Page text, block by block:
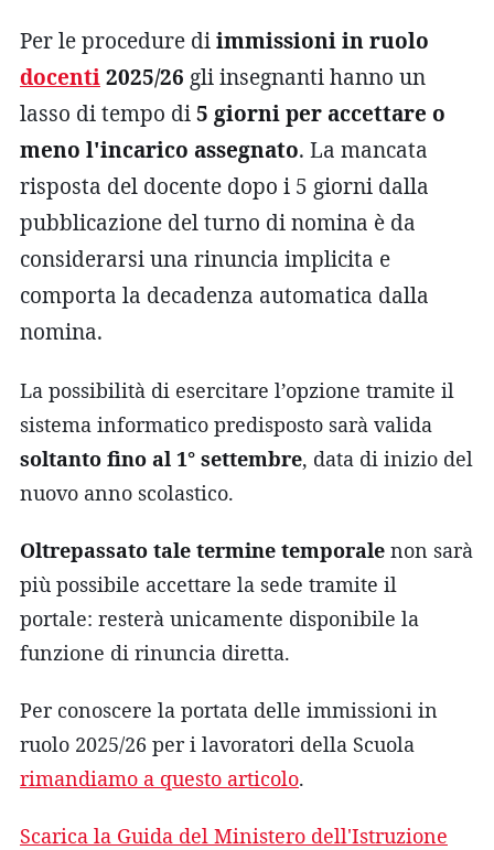
Per le procedure diimmissioni in ruolo
docenti2025/26 gli insegnanti hanno un
lasso di tempo di5 giorni per accettare o
meno l'incarico assegnato. La mancata
risposta del docente dopo i 5 giorni dalla
pubblicazione del turno di nomina è da
considerarsi una rinuncia implicita e
comporta la decadenza automatica dalla
nomina.
La possibilità di esercitare l’opzione tramite il
sistema informatico predisposto sarà valida
soltanto fino al 1° settembre, data di inizio del
nuovo anno scolastico.
Oltrepassato tale termine temporale non sarà
più possibile accettare la sede tramite il
portale: resterà unicamente disponibile la
funzione di rinuncia diretta.
Per conoscere la portata delle immissioni in
ruolo 2025/26 per i lavoratori della Scuola
rimandiamo a questo articolo.
Scarica la Guida del Ministero dell'Istruzione